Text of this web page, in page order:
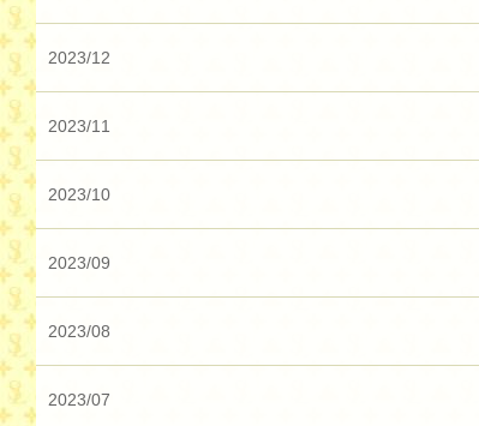
2023/12
2023/11
2023/10
2023/09
2023/08
2023/07